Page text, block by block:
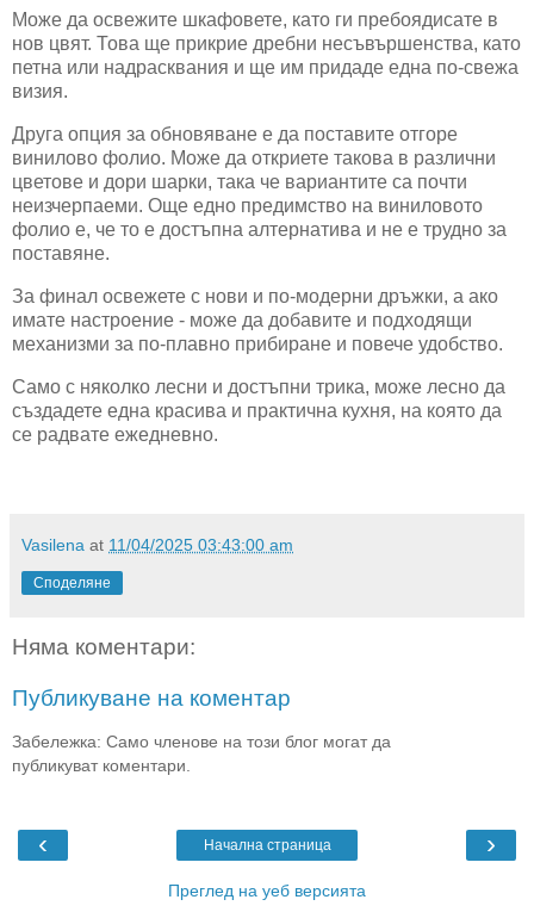
Може да освежите шкафовете, като ги пребоядисате в
нов цвят. Това ще прикрие дребни несъвършенства, като
петна или надрасквания и ще им придаде една по-свежа
визия.
Друга опция за обновяване е да поставите отгоре
винилово фолио. Може да откриете такова в различни
цветове и дори шарки, така че вариантите са почти
неизчерпаеми. Още едно предимство на виниловото
фолио е, че то е достъпна алтернатива и не е трудно за
поставяне.
За финал освежете с нови и по-модерни дръжки, а ако
имате настроение - може да добавите и подходящи
механизми за по-плавно прибиране и повече удобство.
Само с няколко лесни и достъпни трика, може лесно да
създадете една красива и практична кухня, на която да
се радвате ежедневно.
Vasilena at 11/04/2025 03:43:00 am
Споделяне
Няма коментари:
Публикуване на коментар
Забележка: Само членове на този блог могат да
публикуват коментари.
‹ ›
Начална страница
Преглед на уеб версията